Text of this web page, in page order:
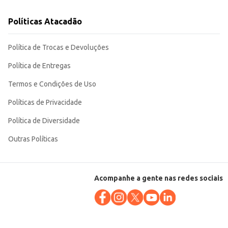
Políticas Atacadão
Política de Trocas e Devoluções
Política de Entregas
Termos e Condições de Uso
Políticas de Privacidade
Política de Diversidade
Outras Políticas
Acompanhe a gente nas redes sociais